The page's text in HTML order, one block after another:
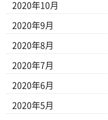
2020年10月
2020年9月
2020年8月
2020年7月
2020年6月
2020年5月